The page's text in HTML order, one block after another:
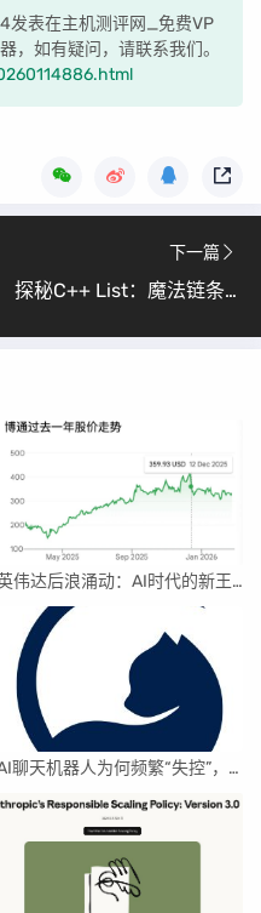
表在主机测评网_免费VP
，如有疑问，请联系我们。
下一篇
探秘C++ List：魔法链条的数据管理艺术（STL List教程：从基础到高级应用）
英伟达后浪涌动：AI时代的新王者与隐忧
AI聊天机器人为何频繁“失控”，背后原因及解决方案解析